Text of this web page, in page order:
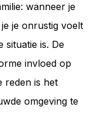
wanneer je
je onrustig voelt
situatie is. De
invloed op
reden is het
omgeving te